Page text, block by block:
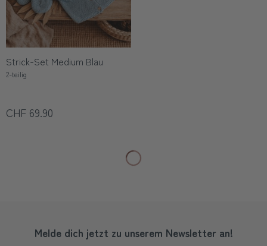
Strick-Set Medium Blau
2-teilig
CHF 69.90
Melde dich jetzt zu unserem Newsletter an!